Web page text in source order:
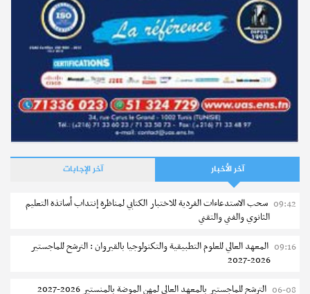
آخر الأخبار آخر الإجابات
09:42 سحب الاستدعاءات الفردية للاختبار الكتابي لمناظرة إنتداب أساتذة التعليم
الثانوي والفني والتقني
09:16 المعهد العالي للعلوم التطبيقية والتكنولوجيا بالقيروان : الترشح للماجستير
2026-2027
06-08 الترشح للماجستير بالمعهد العالي لمهن الموضة بالمنستير 2026-2027